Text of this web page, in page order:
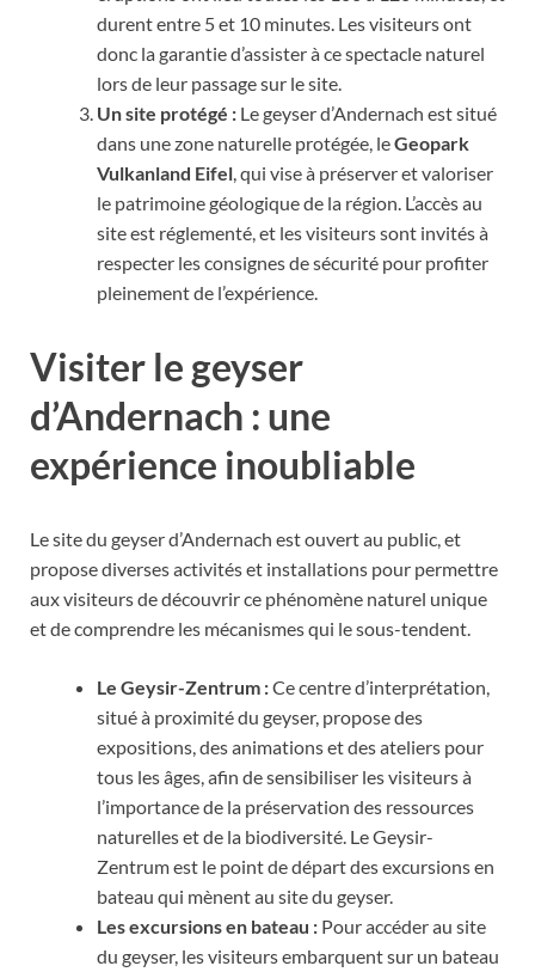
durent entre 5 et 10 minutes. Les visiteurs ont
donc la garantie d’assister à ce spectacle naturel
lors de leur passage sur le site.
Un site protégé : Le geyser d’Andernach est situé
dans une zone naturelle protégée, leGeopark
Vulkanland Eifel, qui vise à préserver et valoriser
le patrimoine géologique de la région. L’accès au
site est réglementé, et les visiteurs sont invités à
respecter les consignes de sécurité pour profiter
pleinement de l’expérience.
Visiter le geyser
d’Andernach : une
expérience inoubliable
Le site du geyser d’Andernach est ouvert au public, et
propose diverses activités et installations pour permettre
aux visiteurs de découvrir ce phénomène naturel unique
et de comprendre les mécanismes qui le sous-tendent.
Le Geysir-Zentrum :Ce centre d’interprétation,
situé à proximité du geyser, propose des
expositions, des animations et des ateliers pour
tous les âges, afin de sensibiliser les visiteurs à
l’importance de la préservation des ressources
naturelles et de la biodiversité. Le Geysir-
Zentrum est le point de départ des excursions en
bateau qui mènent au site du geyser.
Les excursions en bateau : Pour accéder au site
du geyser, les visiteurs embarquent sur un bateau